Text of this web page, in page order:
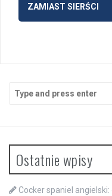
ZAMIAST SIERŚCI
for:
Ostatnie wpisy
Cocker spaniel